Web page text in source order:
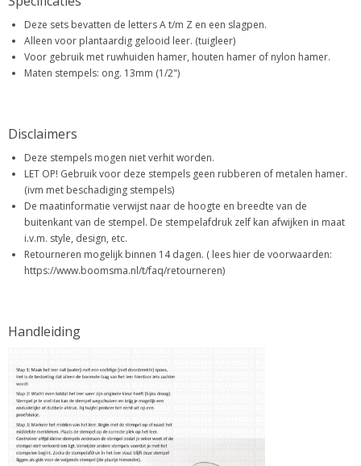
Deze sets bevatten de letters A t/m Z en een slagpen.
Alleen voor plantaardig gelooid leer. (tuigleer)
Voor gebruik met ruwhuiden hamer, houten hamer of nylon hamer.
Maten stempels: ong. 13mm (1/2")
Disclaimers
Deze stempels mogen niet verhit worden.
LET OP! Gebruik voor deze stempels geen rubberen of metalen hamer.
(ivm met beschadiging stempels)
De maatinformatie verwijst naar de hoogte en breedte van de
buitenkant van de stempel. De stempelafdruk zelf kan afwijken in maat
i.v.m. style, design, etc.
Retourneren mogelijk binnen 14 dagen. ( lees hier de voorwaarden:
https://www.boomsma.nl/t/faq/retourneren)
Handleiding